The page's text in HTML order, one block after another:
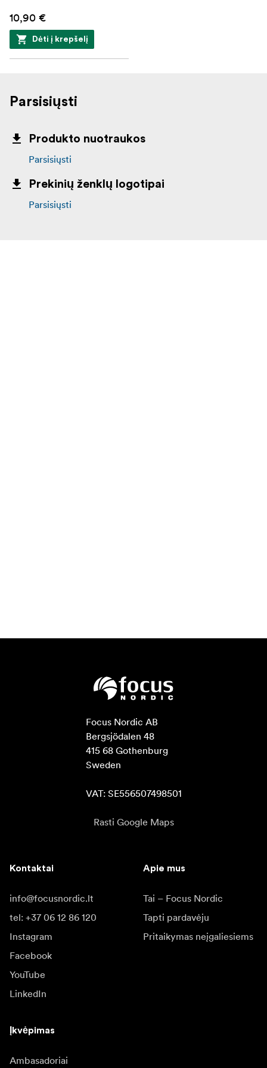
10,90 €
Dėti į krepšelį
Parsisiųsti
Produkto nuotraukos
Parsisiųsti
Prekinių ženklų logotipai
Parsisiųsti
Focus Nordic AB
Bergsjödalen 48
415 68 Gothenburg
Sweden
VAT: SE556507498501
Rasti Google Maps
Kontaktai
info@focusnordic.lt
tel: +37 06 12 86 120
Instagram
Facebook
YouTube
LinkedIn
Apie mus
Tai – Focus Nordic
Tapti pardavėju
Pritaikymas neįgaliesiems
Įkvėpimas
Ambasadoriai